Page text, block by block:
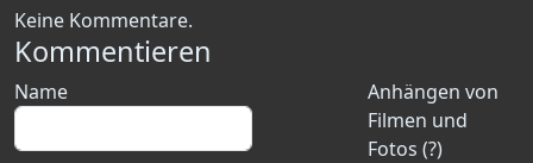
Keine Kommentare.
Kommentieren
Anhängen von
Filmen und
Fotos (?)
Name